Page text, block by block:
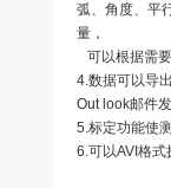
弧、角度、平
量，
可以根据需
4.数据可以导
Out look邮件
5.标定功能使
6.可以AVI格